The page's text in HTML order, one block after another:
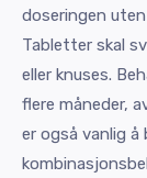
doseringen
Tabletter skal
eller knuses.
flere måneder,
er også vanlig å